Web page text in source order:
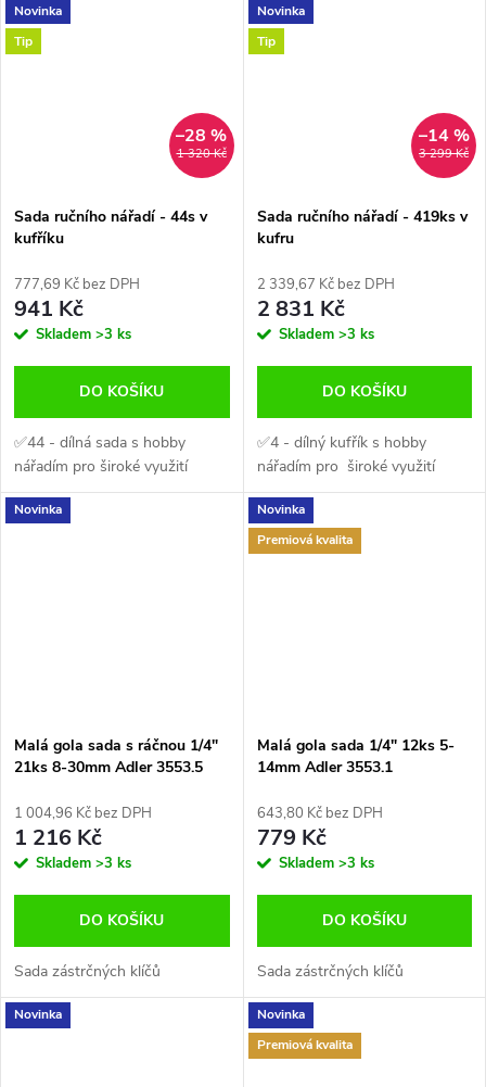
Novinka
Tip
1 320 Kč
–28 %
Sada ručního nářadí - 44s v
kufříku
777,69 Kč bez DPH
941 Kč
Skladem >3 ks
DO KOŠÍKU
✅44 - dílná sada s hobby
nářadím pro široké využití
Novinka
Tip
3 299 Kč
–14 %
Sada ručního nářadí - 419ks v
kufru
2 339,67 Kč bez DPH
2 831 Kč
Skladem >3 ks
DO KOŠÍKU
✅4 - dílný kufřík s hobby
nářadím pro široké využití
Novinka
Malá gola sada s ráčnou 1/4"
21ks 8-30mm Adler 3553.5
1 004,96 Kč bez DPH
1 216 Kč
Skladem >3 ks
DO KOŠÍKU
Sada zástrčných klíčů
Novinka
Premiová kvalita
Malá gola sada 1/4" 12ks 5-
14mm Adler 3553.1
643,80 Kč bez DPH
779 Kč
Skladem >3 ks
DO KOŠÍKU
Sada zástrčných klíčů
Novinka
Novinka
Premiová kvalita